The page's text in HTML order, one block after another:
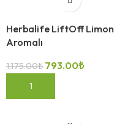
Herbalife LiftOff Limon
Aromalı
1,175.00₺ 793.00₺
SEPETE EKLE